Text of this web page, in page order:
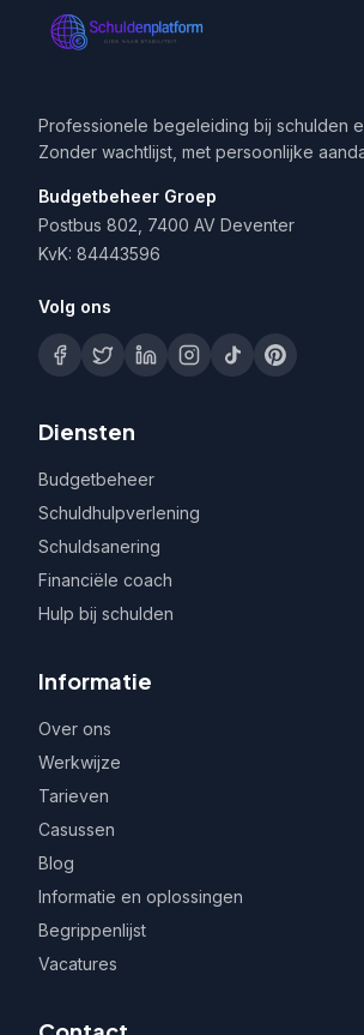
Professionele begeleiding bij schulden
Zonder wachtlijst, met persoonlijke
Budgetbeheer Groep
Postbus 802, 7400 AV Deventer
KvK: 84443596
Volg ons
Diensten
Budgetbeheer
Schuldhulpverlening
Schuldsanering
Financiële coach
Hulp bij schulden
Informatie
Over ons
Werkwijze
Tarieven
Casussen
Blog
Informatie en oplossingen
Begrippenlijst
Vacatures